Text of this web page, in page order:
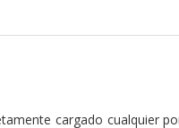
cargado cualquier